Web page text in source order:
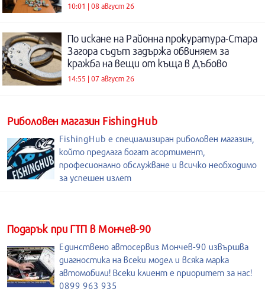
10:01 | 08 август 26
По искане на Районна прокуратура-Стара
Загора съдът задържа обвиняем за
кражба на вещи от къща в Дъбово
14:55 | 07 август 26
Риболовен магазин FishingHub
FishingHub е специализиран риболовен магазин,
който предлага богат асортимент,
професионално обслужване и всичко необходимо
за успешен излет
Подарък при ГТП в Мончев-90
Единствено автосервиз Мончев-90 извършва
диагностика на всеки модел и всяка марка
автомобили! Всеки клиент е приоритет за нас!
0899 963 935